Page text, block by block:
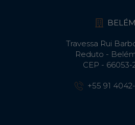
BELÉM
Travessa Rui
Reduto -
CEP - 66053-
+55 91